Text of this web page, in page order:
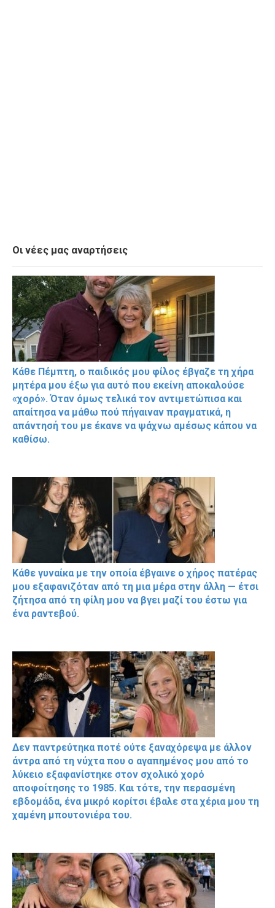
Οι νέες μας αναρτήσεις
Κάθε Πέμπτη, ο παιδικός μου φίλος έβγαζε τη χήρα
μητέρα μου έξω για αυτό που εκείνη αποκαλούσε
«χορό». Όταν όμως τελικά τον αντιμετώπισα και
απαίτησα να μάθω πού πήγαιναν πραγματικά, η
απάντησή του με έκανε να ψάχνω αμέσως κάπου να
καθίσω.
Κάθε γυναίκα με την οποία έβγαινε ο χήρος πατέρας
μου εξαφανιζόταν από τη μια μέρα στην άλλη — έτσι
ζήτησα από τη φίλη μου να βγει μαζί του έστω για
ένα ραντεβού.
Δεν παντρεύτηκα ποτέ ούτε ξαναχόρεψα με άλλον
άντρα από τη νύχτα που ο αγαπημένος μου από το
λύκειο εξαφανίστηκε στον σχολικό χορό
αποφοίτησης το 1985. Και τότε, την περασμένη
εβδομάδα, ένα μικρό κορίτσι έβαλε στα χέρια μου τη
χαμένη μπουτονιέρα του.